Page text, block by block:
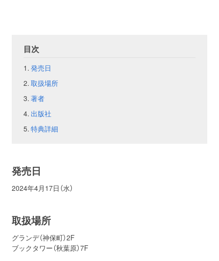
目次
発売日
取扱場所
著者
出版社
特典詳細
発売日
2024年4月17日（水）
取扱場所
グランデ（神保町）2F
ブックタワー（秋葉原）7F